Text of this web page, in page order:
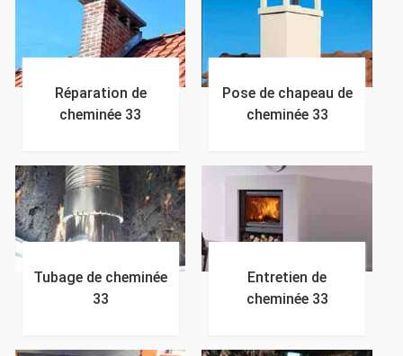
Réparation de
cheminée 33
Pose de chapeau de
cheminée 33
Tubage de cheminée
33
Entretien de
cheminée 33